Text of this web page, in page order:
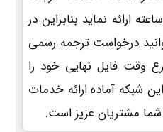
خود را به‌صورت 24 ساعته ارائه نماید بنابراین در
درخواست ترجمه رسمی
وقت فایل نهایی خود را
شبکه آماده ارائه خدمات
شما مشتریان عزیز است.